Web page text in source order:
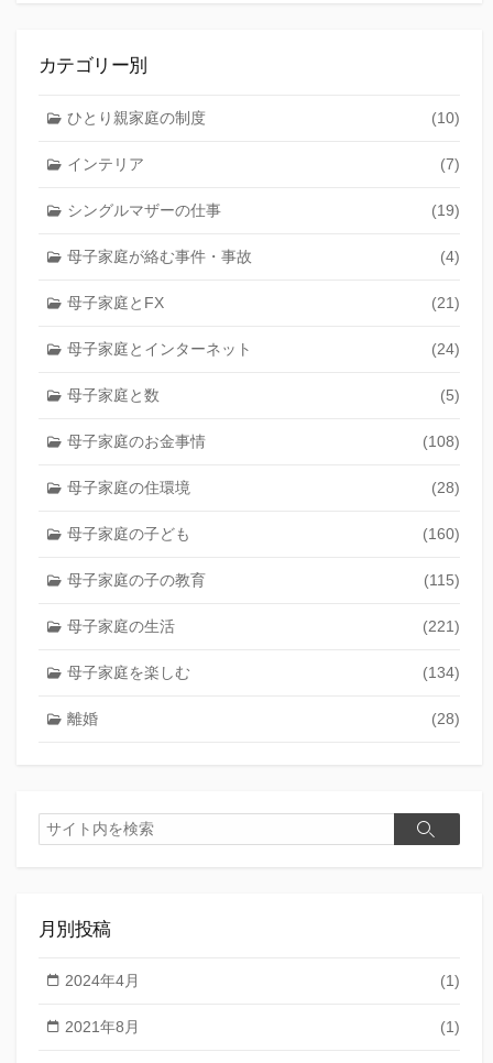
カテゴリー別
ひとり親家庭の制度 (10)
インテリア (7)
シングルマザーの仕事 (19)
母子家庭が絡む事件・事故 (4)
母子家庭とFX (21)
母子家庭とインターネット (24)
母子家庭と数 (5)
母子家庭のお金事情 (108)
母子家庭の住環境 (28)
母子家庭の子ども (160)
母子家庭の子の教育 (115)
母子家庭の生活 (221)
母子家庭を楽しむ (134)
離婚 (28)
検
索
検
月別投稿
2024年4月 (1)
2021年8月 (1)